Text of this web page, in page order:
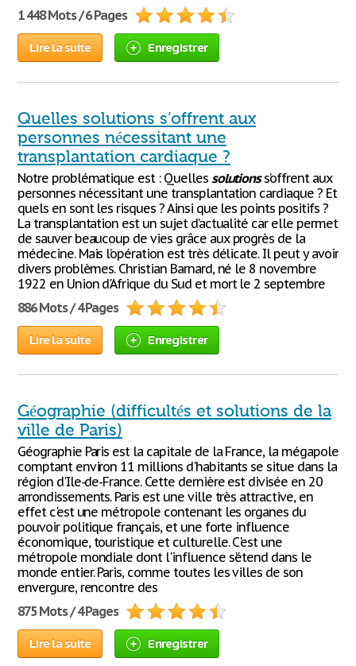
1 448 Mots / 6 Pages
Lire la suite Enregistrer
Quelles solutions s’offrent aux
personnes nécessitant une
transplantation cardiaque ?
Notre problématique est : Quelles solutionss’offrent aux
personnes nécessitant une transplantation cardiaque ? Et
quels en sont les risques ? Ainsi que les points positifs ?
La transplantation est un sujet d’actualité car elle permet
de sauver beaucoup de vies grâce aux progrès de la
médecine. Mais l’opération est très délicate. Il peut y avoir
divers problèmes. Christian Barnard, né le 8 novembre
1922 en Union d'Afrique du Sud et mort le 2 septembre
886 Mots / 4 Pages
Lire la suite Enregistrer
Géographie (difficultés et solutions de la
ville de Paris)
Géographie Paris est la capitale de la France, la mégapole
comptant environ 11 millions d'habitants se situe dans la
région d'Ile-de-France. Cette dernière est divisée en 20
arrondissements. Paris est une ville très attractive, en
effet c'est une métropole contenant les organes du
pouvoir politique français, et une forte influence
économique, touristique et culturelle. C'est une
métropole mondiale dont l'influence s'étend dans le
monde entier. Paris, comme toutes les villes de son
envergure, rencontre des
875 Mots / 4 Pages
Lire la suite Enregistrer